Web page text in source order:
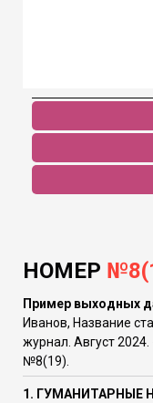
НОМЕР
Пример выходных
Иванов, Название
журнал. Август
№8(19).
1. ГУМАНИТАРНЫЕ